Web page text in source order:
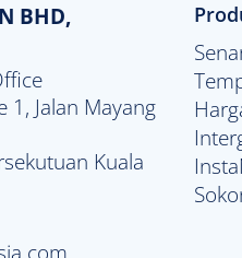
BHD,
1, Jalan Mayang
Kuala